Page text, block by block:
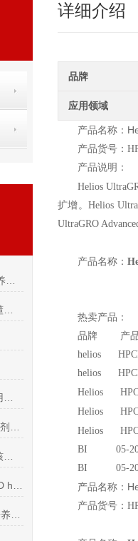
详细介绍
品牌
应用领域
产品名称：
产品货号：
产品说明：
Helios
扩增。Helios
UltraGRO
产品名称：
热卖产品：
品牌 产品
helios
helios
Helios
Helios
Helios
BI 05-
BI 05-
产品名称：
产品货号：